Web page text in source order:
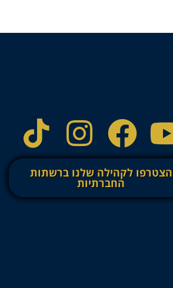
הצטרפו לקהילה שלנו ברשתות
החברתיות